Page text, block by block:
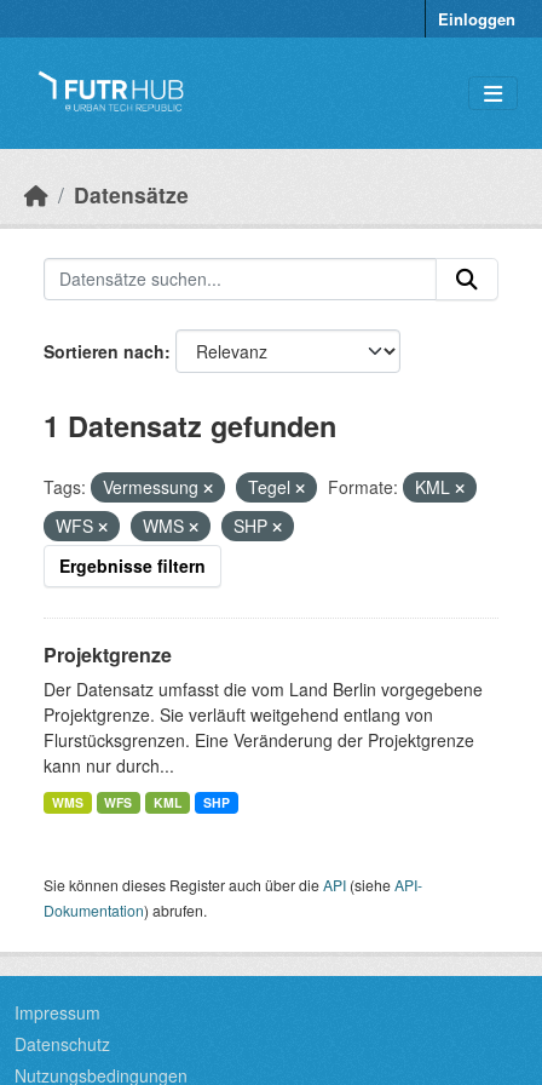
Einloggen
Datensätze
Sortieren nach
1 Datensatz gefunden
Tags: Vermessung Tegel Formate:
KML
WFS
WMS
SHP
Ergebnisse filtern
Projektgrenze
Der Datensatz umfasst die vom Land Berlin vorgegebene
Projektgrenze. Sie verläuft weitgehend entlang von
Flurstücksgrenzen. Eine Veränderung der Projektgrenze
kann nur durch...
WMS WFS KML SHP
Sie können dieses Register auch über dieAPI (sieheAPI-
Dokumentation) abrufen.
Impressum
Datenschutz
Nutzungsbedingungen